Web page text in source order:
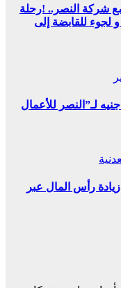
مع شركة النصر.. !رحلة
لجوء للقابضة إلى
أعمالاً بـ462.79 مليون جنيه لـ”النصر للأعمال
رأس المال عبر